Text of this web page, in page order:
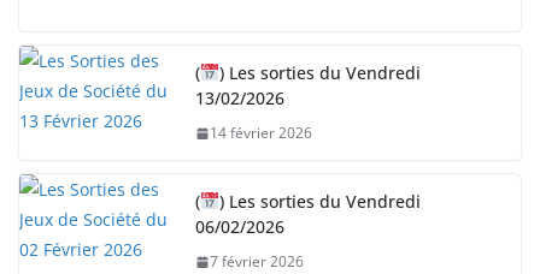
n
t
…
(
) Les sorties du Vendredi
13/02/2026
14 février 2026
(
) Les sorties du Vendredi
06/02/2026
7 février 2026